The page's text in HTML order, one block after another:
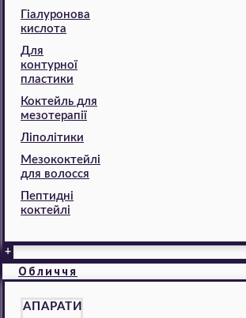
Гіалуронова
кислота
Для
контурної
пластики
Коктейль для
мезотерапії
Ліполітики
Мезококтейлі
для волосся
Пептидні
коктейлі
+
Обличчя
АПАРАТИ